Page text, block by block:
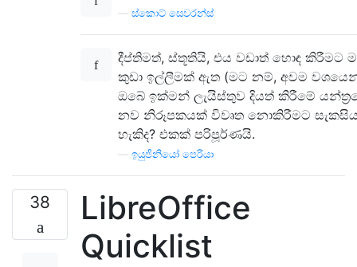
ස්කොට් සෙවරන්ස්
දීප්තිමත්, ස්තූතියි, එය වඩාත් හොඳ කිරීමට
කුඩා ඉල්ලීමක් ඇත (මට නම්, අවම
ඔබේ ඉක්මන් ලැයිස්තුව දියත් කිරීමේ
නව නිරූපකයක් විවෘත නොකිරීමට
හැකිද? එකක් පරිපූර්ණයි.
ඉයුජීනියෝ පෙරියා
38
LibreOffice
Quicklist